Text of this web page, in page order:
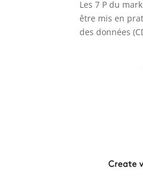
Les 7 P du
être mis en
des données